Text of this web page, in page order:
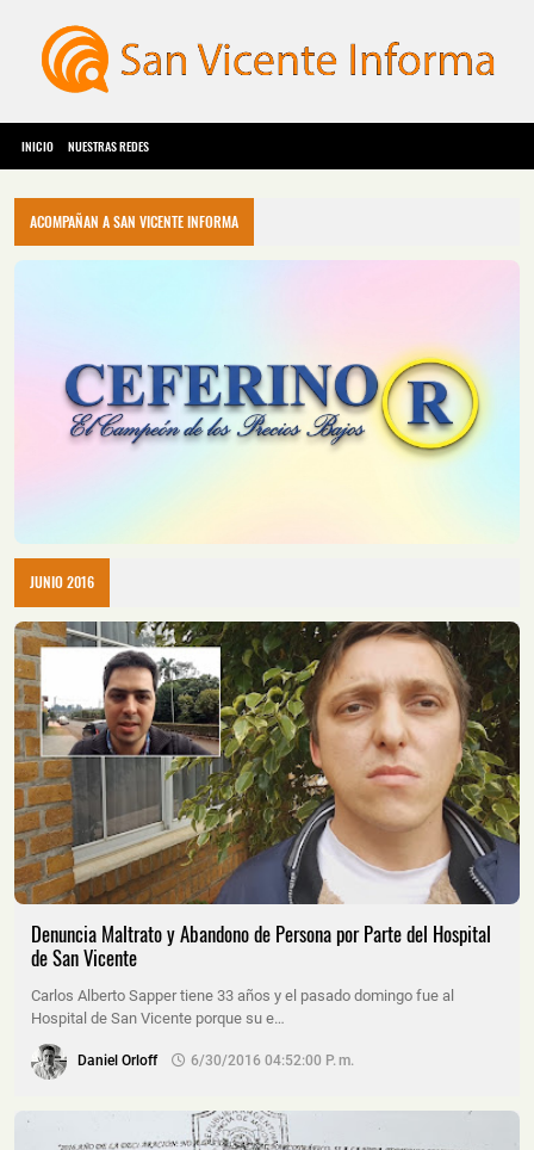
INICIO NUESTRAS REDES
ACOMPAÑAN A SAN VICENTE INFORMA
JUNIO 2016
Denuncia Maltrato y Abandono de Persona por Parte del Hospital
de San Vicente
Carlos Alberto Sapper tiene 33 años y el pasado domingo fue al
Hospital de San Vicente porque su e…
Daniel Orloff 6/30/2016 04:52:00 P. M.